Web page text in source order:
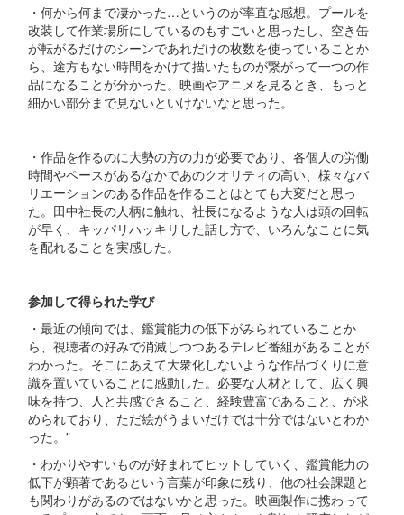
・何から何まで凄かった…というのが率直な感想。プールを
改装して作業場所にしているのもすごいと思ったし、空き缶
が転がるだけのシーンであれだけの枚数を使っていることか
ら、途方もない時間をかけて描いたものが繋がって一つの作
品になることが分かった。映画やアニメを見るとき、もっと
細かい部分まで見ないといけないなと思った。
・作品を作るのに大勢の方の力が必要であり、各個人の労働
時間やペースがあるなかであのクオリティの高い、様々なバ
リエーションのある作品を作ることはとても大変だと思っ
た。田中社長の人柄に触れ、社長になるような人は頭の回転
が早く、キッパリハッキリした話し方で、いろんなことに気
を配れることを実感した。
参加して得られた学び
・最近の傾向では、鑑賞能力の低下がみられていることか
ら、視聴者の好みで消滅しつつあるテレビ番組があることが
わかった。そこにあえて大衆化しないような作品づくりに意
識を置いていることに感動した。必要な人材として、広く興
味を持つ、人と共感できること、経験豊富であること、が求
められており、ただ絵がうまいだけでは十分ではないとわか
った。"
・わかりやすいものが好まれてヒットしていく、鑑賞能力の
低下が顕著であるという言葉が印象に残り、他の社会課題と
も関わりがあるのではないかと思った。映画製作に携わって